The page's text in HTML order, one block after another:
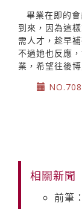
畢業在即的
到來，因為這
需人才，趁早
不過她也反應
業，希望往後
相關新聞
前筆